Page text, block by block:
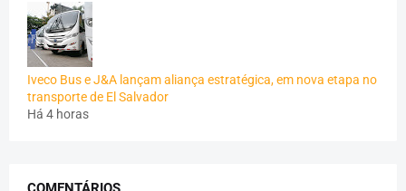
Iveco Bus e J&A lançam aliança estratégica, em nova etapa no
transporte de El Salvador
Há 4 horas